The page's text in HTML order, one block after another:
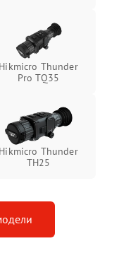
Подробнее →
₽ Подробнее →
Hikmicro Thunder
Pro TQ35
Hikmicro Thunder
TH25